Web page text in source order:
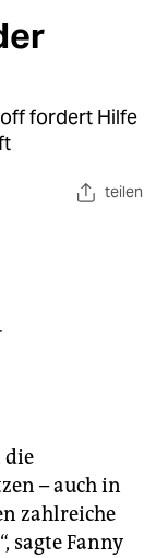
fordert Hilfe
teilen
die
– auch in
zahlreiche
sagte Fanny